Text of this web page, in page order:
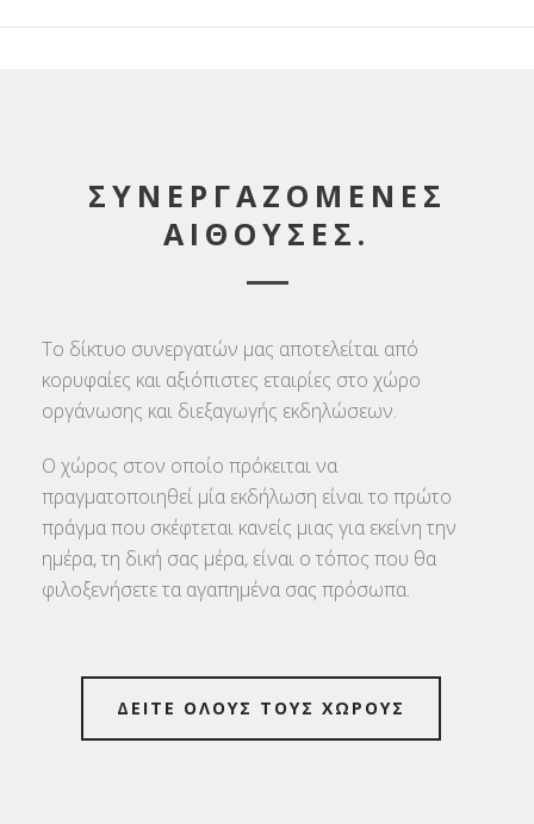
ΣΥΝΕΡΓΑΖΟΜΕΝΕΣ
ΑΙΘΟΥΣΕΣ.
Το δίκτυο συνεργατών μας αποτελείται από
κορυφαίες και αξιόπιστες εταιρίες στο χώρο
οργάνωσης και διεξαγωγής εκδηλώσεων.
Ο χώρος στον οποίο πρόκειται να
πραγματοποιηθεί μία εκδήλωση είναι το πρώτο
πράγμα που σκέφτεται κανείς μιας για εκείνη την
ημέρα, τη δική σας μέρα, είναι ο τόπος που θα
φιλοξενήσετε τα αγαπημένα σας πρόσωπα.
ΔΕΙΤΕ ΟΛΟΥΣ ΤΟΥΣ ΧΩΡΟΥΣ